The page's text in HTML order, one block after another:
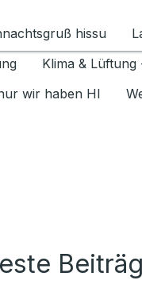
1.6.2026 hissu
Klima & Lüftung
wir haben HI